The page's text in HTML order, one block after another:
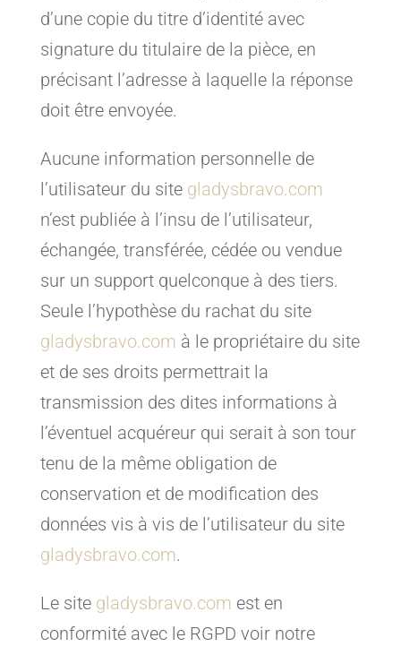
d’une copie du titre d’identité avec
signature du titulaire de la pièce, en
précisant l’adresse à laquelle la réponse
doit être envoyée.
Aucune information personnelle de
l’utilisateur du site gladysbravo.com
n’est publiée à l’insu de l’utilisateur,
échangée, transférée, cédée ou vendue
sur un support quelconque à des tiers.
Seule l’hypothèse du rachat du site
gladysbravo.com à le propriétaire du site
et de ses droits permettrait la
transmission des dites informations à
l’éventuel acquéreur qui serait à son tour
tenu de la même obligation de
conservation et de modification des
données vis à vis de l’utilisateur du site
gladysbravo.com.
Le site gladysbravo.com est en
conformité avec le RGPD voir notre